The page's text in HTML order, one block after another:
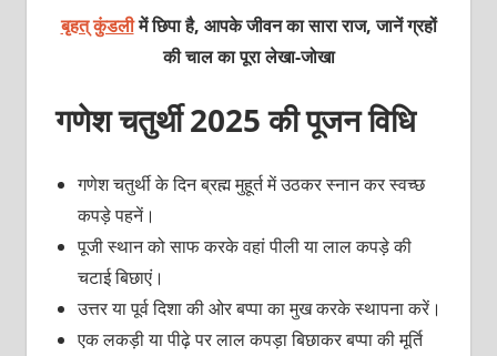
बृहत् कुंडलीमें छिपा है, आपके जीवन का सारा राज, जानें ग्रहों
की चाल का पूरा लेखा-जोखा
गणेश चतुर्थी 2025 की पूजन विधि
गणेश चतुर्थी के दिन ब्रह्म मुहूर्त में उठकर स्नान कर स्वच्छ
कपड़े पहनें।
पूजी स्थान को साफ करके वहां पीली या लाल कपड़े की
चटाई बिछाएं।
उत्तर या पूर्व दिशा की ओर बप्पा का मुख करके स्थापना करें।
एक लकड़ी या पीढ़े पर लाल कपड़ा बिछाकर बप्पा की मूर्ति